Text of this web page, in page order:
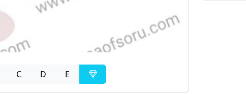
C D E